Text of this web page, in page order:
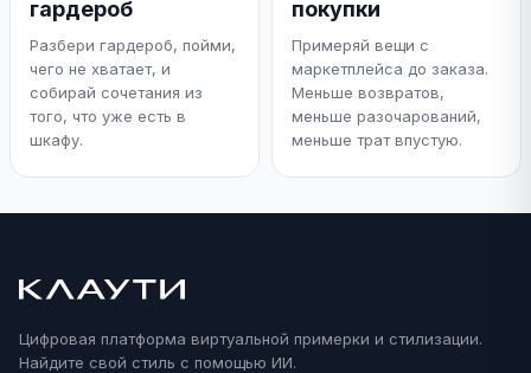
гардероб
Разбери гардероб, пойми,
чего не хватает, и
собирай сочетания из
того, что уже есть в
шкафу.
покупки
Примеряй вещи с
маркетплейса до заказа.
Меньше возвратов,
меньше разочарований,
меньше трат впустую.
Цифровая платформа виртуальной примерки и стилизации.
Найдите свой стиль с помощью ИИ.